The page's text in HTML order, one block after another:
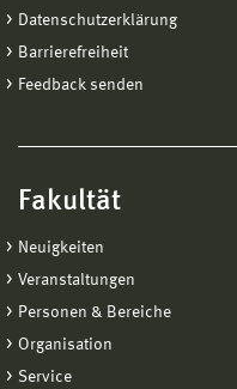
Datenschutzerklärung
Barrierefreiheit
Feedback senden
Fakultät
Neuigkeiten
Veranstaltungen
Personen & Bereiche
Organisation
Service